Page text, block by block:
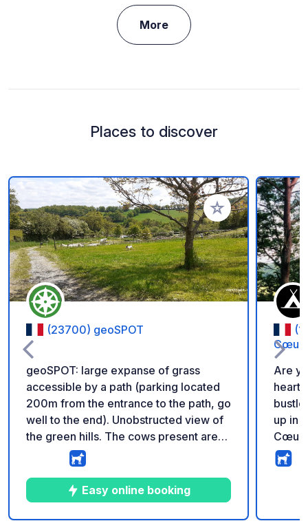
More
Places to discover
Add to your
(23700) geoSPOT
geoSPOT: large expanse of grass
accessible by a path (parking located
200m from the entrance to the path, go
well to the end). Unobstructed view of
the green hills. The cows present are
not there permanently (depending on
the season). Reminder: - Remember to
register the geoCode upon arrival - My
vehicle is equipped with sanitary
facilities - ⚠️ No fires or barbecues! -
Easy online booking
Cœur
Are
heart
up in
Cœur